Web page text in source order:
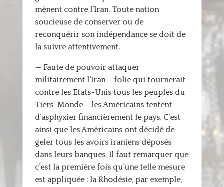
mènent contre l’Iran. Toute nation
soucieuse de conserver ou de
reconquérir son indépendance se doit de
la suivre attentivement.
— Faute de pouvoir attaquer
militairement l’Iran – folie qui tournerait
contre les Etats-Unis tous les peuples du
Tiers-Monde – les Américains tentent
d’asphyxier financièrement le pays. C’est
ainsi que les Américains ont décidé de
geler tous les avoirs iraniens déposés
dans leurs banques. Il faut remarquer que
c’est la première fois qu’une telle mesure
est appliquée : la Rhodésie, par exemple,